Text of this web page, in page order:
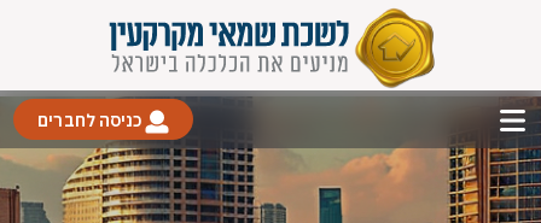
כניסה לחברים